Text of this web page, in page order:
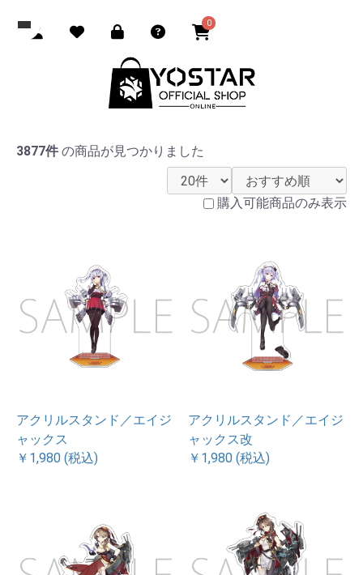
0
3877件 の商品が見つかりました
購入可能商品のみ表示
アクリルスタンド／エイジ
ャックス
￥1,980 (税込)
アクリルスタンド／エイジ
ャックス改
￥1,980 (税込)